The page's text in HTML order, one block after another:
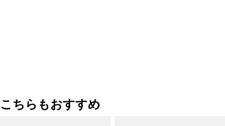
こちらもおすすめ